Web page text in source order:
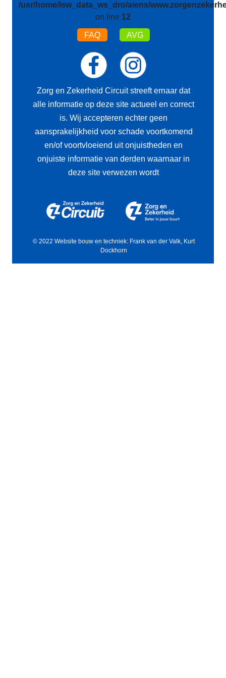
/usr/home/lsw_data_ws_dro/aiens/
on line 12
FAQ AVG
Zorg en Zekerheid Circuit streeft ernaar dat
alle informatie op deze site actueel en correct
is. Wij accepteren echter geen
aansprakelijkheid voor schade voortkomend
en/of voortvloeiend uit onjuistheden en
onjuiste informatie van derden waarnaar in
deze site verwezen wordt
© 2022 Website bouw en techniek: Frank van der Valk, Kurt
Dockhorn